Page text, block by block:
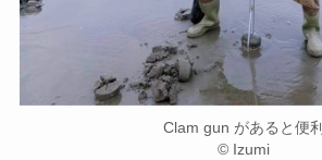
Clam gun があると便利
© Izumi